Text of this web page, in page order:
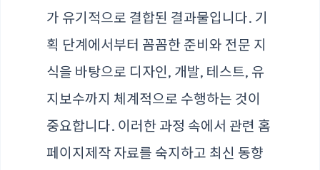
가 유기적으로 결합된 결과물입니다. 기
획 단계에서부터 꼼꼼한 준비와 전문 지
식을 바탕으로 디자인, 개발, 테스트, 유
지보수까지 체계적으로 수행하는 것이
중요합니다. 이러한 과정 속에서 관련 홈
페이지제작 자료를 숙지하고 최신 동향